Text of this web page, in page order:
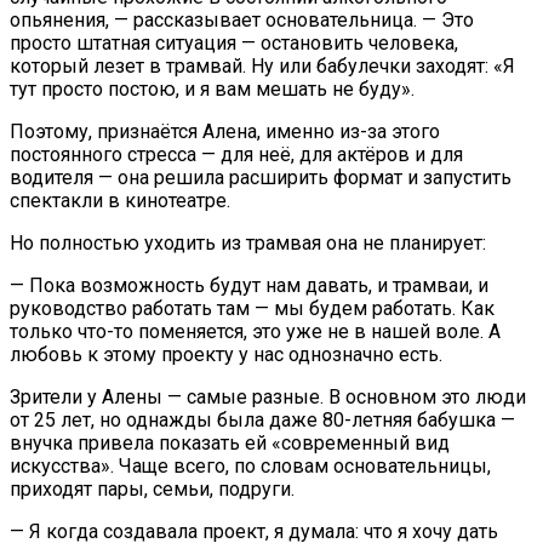
опьянения, — рассказывает основательница. — Это
просто штатная ситуация — остановить человека,
который лезет в трамвай. Ну или бабулечки заходят: «Я
тут просто постою, и я вам мешать не буду».
Поэтому, признаётся Алена, именно из-за этого
постоянного стресса — для неё, для актёров и для
водителя — она решила расширить формат и запустить
спектакли в кинотеатре.
Но полностью уходить из трамвая она не планирует:
— Пока возможность будут нам давать, и трамваи, и
руководство работать там — мы будем работать. Как
только что-то поменяется, это уже не в нашей воле. А
любовь к этому проекту у нас однозначно есть.
Зрители у Алены — самые разные. В основном это люди
от 25 лет, но однажды была даже 80-летняя бабушка —
внучка привела показать ей «современный вид
искусства». Чаще всего, по словам основательницы,
приходят пары, семьи, подруги.
— Я когда создавала проект, я думала: что я хочу дать